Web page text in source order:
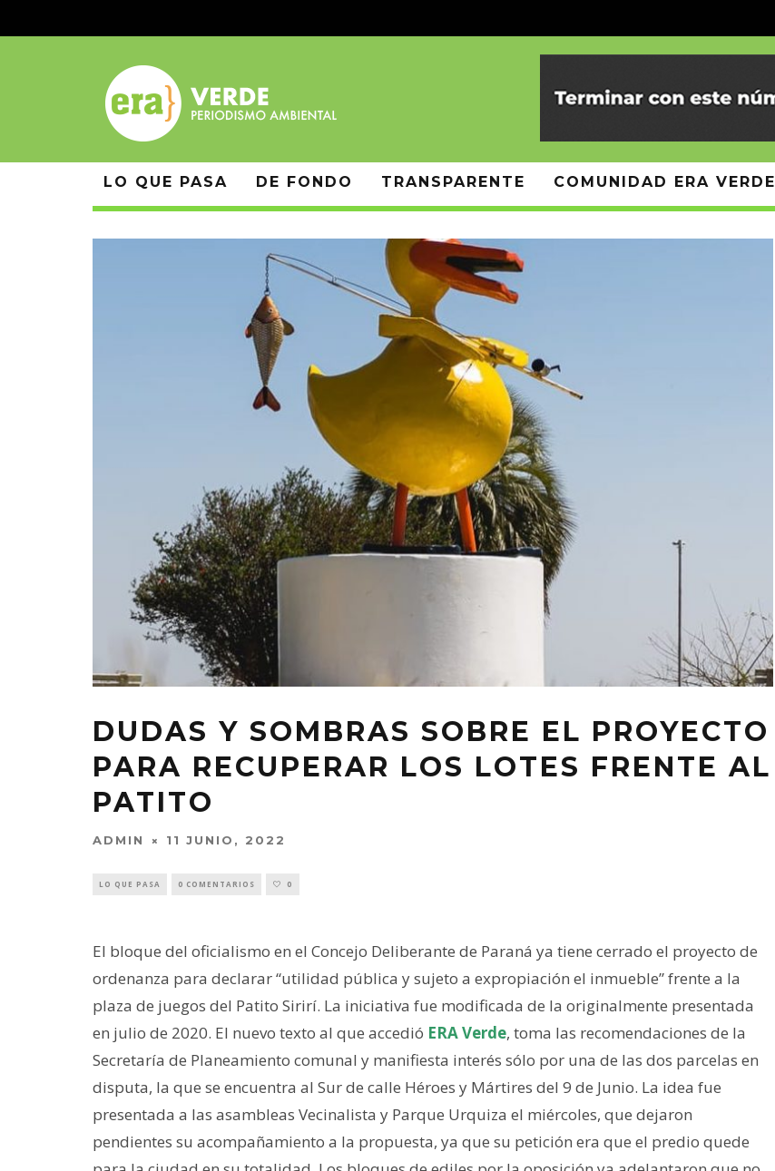
LO QUE PASA DE FONDO TRANSPARENTE COMUNIDAD ERA VERDE
DUDAS Y SOMBRAS SOBRE EL PROYECTO
PARA RECUPERAR LOS LOTES FRENTE AL
PATITO
ADMIN 11 JUNIO, 2022
LO QUE PASA 0 COMENTARIOS 0
El bloque del oficialismo en el Concejo Deliberante de Paraná ya tiene cerrado el proyecto de
ordenanza para declarar “utilidad pública y sujeto a expropiación el inmueble” frente a la
plaza de juegos del Patito Sirirí. La iniciativa fue modificada de la originalmente presentada
en julio de 2020. El nuevo texto al que accedió ERA Verde, toma las recomendaciones de la
Secretaría de Planeamiento comunal y manifiesta interés sólo por una de las dos parcelas en
disputa, la que se encuentra al Sur de calle Héroes y Mártires del 9 de Junio. La idea fue
presentada a las asambleas Vecinalista y Parque Urquiza el miércoles, que dejaron
pendientes su acompañamiento a la propuesta, ya que su petición era que el predio quede